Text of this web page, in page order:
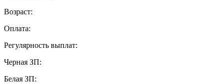
Возраст:
Оплата:
Регулярность выплат:
Черная ЗП:
Белая ЗП: